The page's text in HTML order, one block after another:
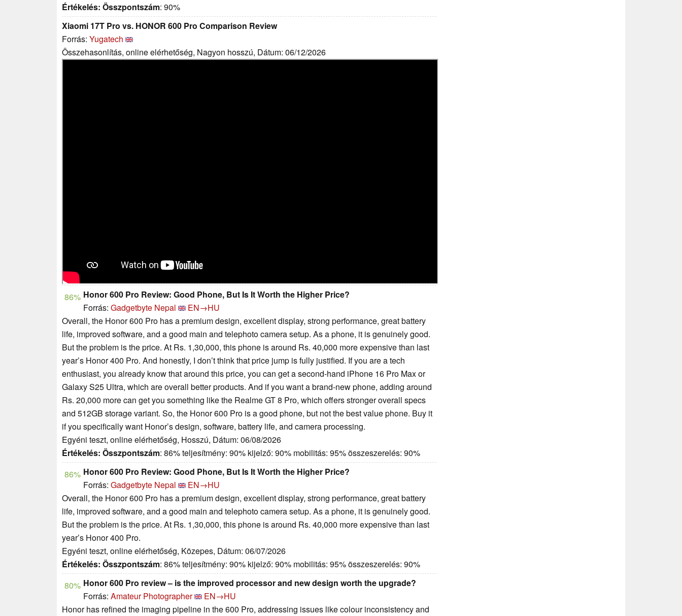
Értékelés: Összpontszám: 90%
Xiaomi 17T Pro vs. HONOR 600 Pro Comparison Review
Forrás: Yugatech
Összehasonlítás, online elérhetőség, Nagyon hosszú, Dátum: 06/12/2026
86% Honor 600 Pro Review: Good Phone, But Is It Worth the Higher Price?
Forrás: Gadgetbyte Nepal
EN→HU
Overall, the Honor 600 Pro has a premium design, excellent display, strong performance, great battery
life, improved software, and a good main and telephoto camera setup. As a phone, it is genuinely good.
But the problem is the price. At Rs. 1,30,000, this phone is around Rs. 40,000 more expensive than last
year’s Honor 400 Pro. And honestly, I don’t think that price jump is fully justified. If you are a tech
enthusiast, you already know that around this price, you can get a second-hand iPhone 16 Pro Max or
Galaxy S25 Ultra, which are overall better products. And if you want a brand-new phone, adding around
Rs. 20,000 more can get you something like the Realme GT 8 Pro, which offers stronger overall specs
and 512GB storage variant. So, the Honor 600 Pro is a good phone, but not the best value phone. Buy it
if you specifically want Honor’s design, software, battery life, and camera processing.
Egyéni teszt, online elérhetőség, Hosszú, Dátum: 06/08/2026
Értékelés: Összpontszám: 86% teljesítmény: 90% kijelző: 90% mobilitás: 95% összeszerelés: 90%
86% Honor 600 Pro Review: Good Phone, But Is It Worth the Higher Price?
Forrás: Gadgetbyte Nepal
EN→HU
Overall, the Honor 600 Pro has a premium design, excellent display, strong performance, great battery
life, improved software, and a good main and telephoto camera setup. As a phone, it is genuinely good.
But the problem is the price. At Rs. 1,30,000, this phone is around Rs. 40,000 more expensive than last
year’s Honor 400 Pro.
Egyéni teszt, online elérhetőség, Közepes, Dátum: 06/07/2026
Értékelés: Összpontszám: 86% teljesítmény: 90% kijelző: 90% mobilitás: 95% összeszerelés: 90%
80% Honor 600 Pro review – is the improved processor and new design worth the upgrade?
Forrás: Amateur Photographer
EN→HU
Honor has refined the imaging pipeline in the 600 Pro, addressing issues like colour inconsistency and